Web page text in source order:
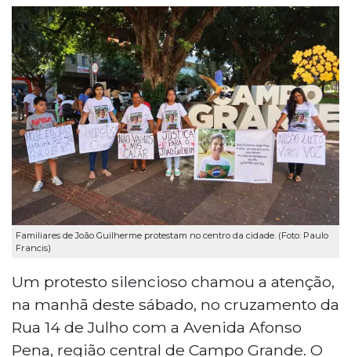
Familiares de João Guilherme protestam no centro da cidade. (Foto: Paulo
Francis)
Um protesto silencioso chamou a atenção,
na manhã deste sábado, no cruzamento da
Rua 14 de Julho com a Avenida Afonso
Pena, região central de Campo Grande. O